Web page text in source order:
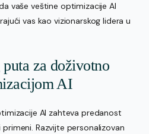
vaše veštine optimizacije AI
vas kao vizionarskog lidera u
za doživotno
AI
AI zahteva predanost
Razvijte personalizovan